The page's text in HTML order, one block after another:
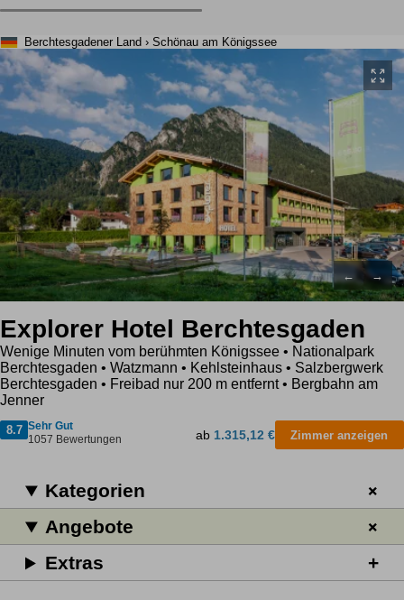
Berchtesgadener Land › Schönau am Königssee
← →
Explorer Hotel Berchtesgaden
Wenige Minuten vom berühmten Königssee • Nationalpark
Berchtesgaden • Watzmann • Kehlsteinhaus • Salzbergwerk
Berchtesgaden • Freibad nur 200 m entfernt • Bergbahn am
Jenner
8.7 Sehr Gut
1057 Bewertungen
ab 1.315,12 € Zimmer anzeigen
Kategorien
Angebote
Extras